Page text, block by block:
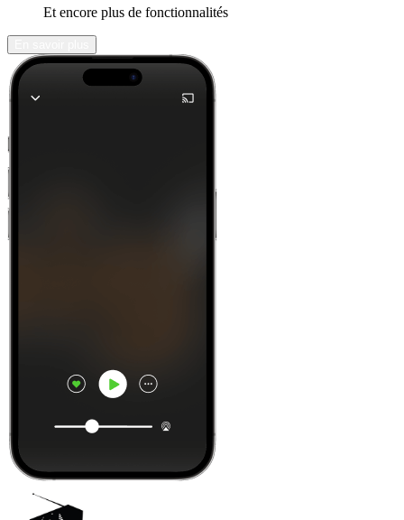
Et encore plus de fonctionnalités